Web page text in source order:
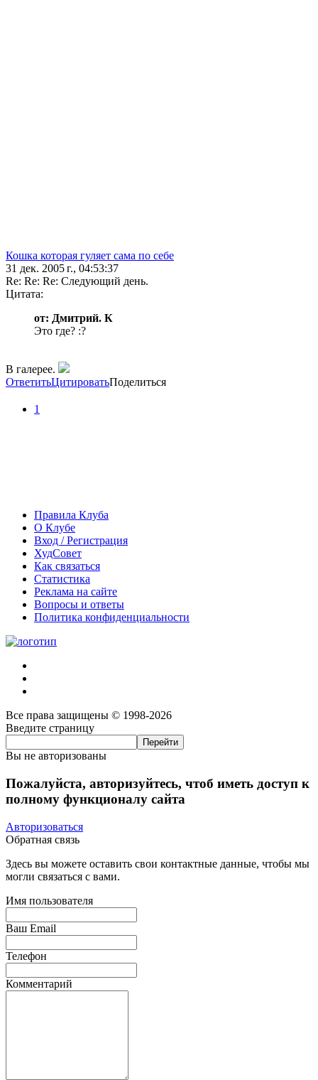
Кошка которая гуляет сама по себе
31 дек. 2005 г., 04:53:37
Re: Re: Re: Следующий день.
Цитата:
от: Дмитрий. К
Это где? :?
В галерее.
ОтветитьЦитироватьПоделиться
1
Правила Клуба
О Клубе
Вход / Регистрация
ХудСовет
Как связаться
Статистика
Реклама на сайте
Вопросы и ответы
Политика конфиденциальности
Все права защищены © 1998-2026
Введите страницу
Вы не авторизованы
Пожалуйста, авторизуйтесь, чтоб иметь доступ к
полному функционалу сайта
Авторизоваться
Обратная связь
Здесь вы можете оставить свои контактные данные, чтобы мы
могли связаться с вами.
Имя пользователя
Ваш Email
Телефон
Комментарий